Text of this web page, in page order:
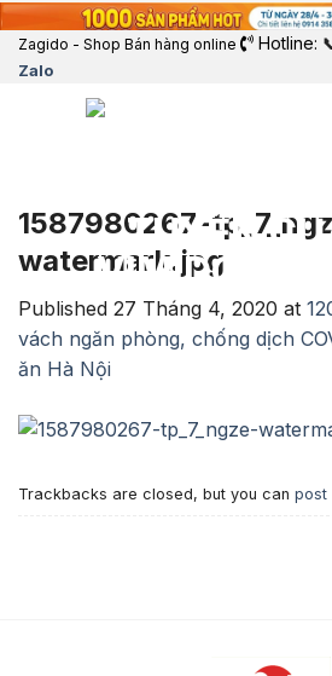
Zagido - Shop Bán hàng online Hotline:
Zalo
1587980267-
watermark.jpg
Published 27 Tháng 4, 2020 at
vách ngăn phòng, chống dịch
ăn Hà Nội
Trackbacks are closed, but you can post